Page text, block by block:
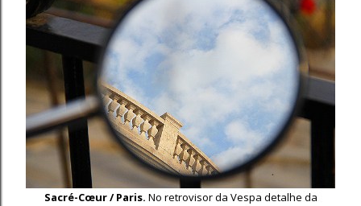
Sacré-Cœur / Paris. No retrovisor da Vespa detalhe da